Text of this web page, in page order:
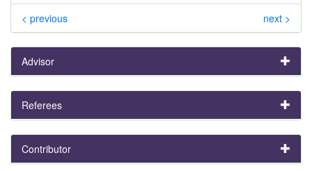
< previous next >
Advisor
Referees
Contributor